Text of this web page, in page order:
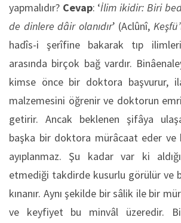
yapmalıdır? Cevap: ‘İlim ikidir: Biri
de dinlere dâir olanıdır’ (Aclûnî,
hadîs-i şerîfine bakarak tıp
arasında birçok bağ vardır.
kimse önce bir doktora başvurur,
malzemesini öğrenir ve doktorun
getirir. Ancak beklenen şifâya
başka bir doktora mürâcaat eder ve
ayıplanmaz. Şu kadar var ki
etmediği takdirde kusurlu görülür ve
kınanır. Aynı şekilde bir sâlik ile bir
ve keyfiyet bu minvâl üzeredir.